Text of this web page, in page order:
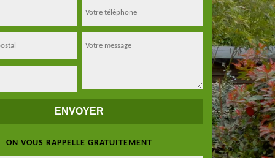
ON VOUS RAPPELLE GRATUITEMENT